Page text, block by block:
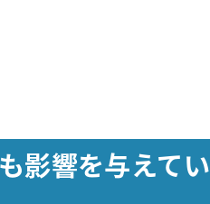
影響を与えてい